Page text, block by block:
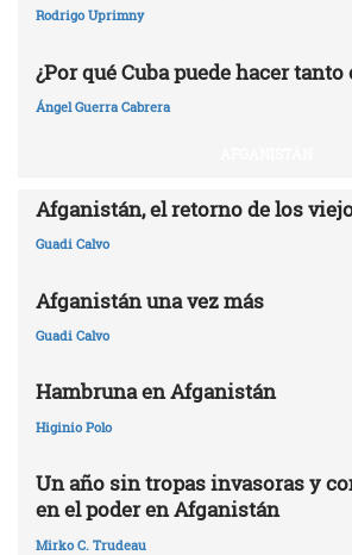
Rodrigo Uprimny
¿Por qué Cuba puede hacer
Ángel Guerra Cabrera
Afganistán, el retorno de los
Guadi Calvo
Afganistán una vez más
Guadi Calvo
Hambruna en Afganistán
Higinio Polo
Un año sin tropas invasoras y
en el poder en Afganistán
Mirko C. Trudeau